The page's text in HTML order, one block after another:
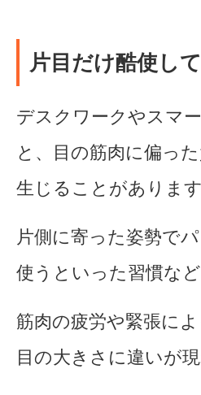
片目だけ酷使し
デスクワークやスマ
と、目の筋肉に偏っ
生じることがあります
片側に寄った姿勢で
使うといった習慣など
筋肉の疲労や緊張に
目の大きさに違いが